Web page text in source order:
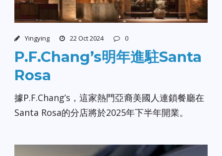
Yingying 22 Oct 2024 0
P.F.Chang’s明年進駐Santa
Rosa
據P.F.Chang’s，這家熱門亞裔美國人連鎖餐廳在
Santa Rosa的分店將於2025年下半年開業。